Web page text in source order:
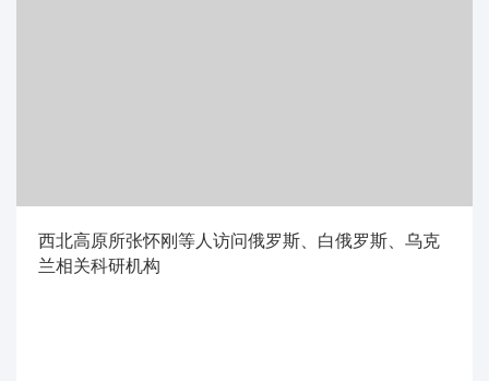
西北高原所张怀刚等人访问俄罗斯、白俄罗斯、乌克
兰相关科研机构